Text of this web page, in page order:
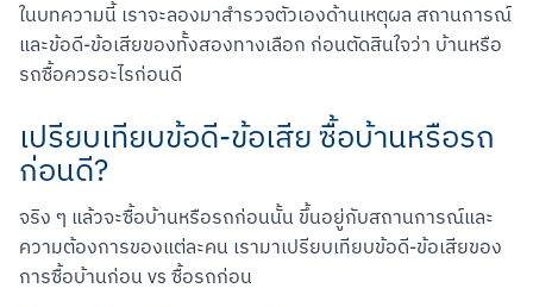
ในบทความนี้ เราจะลองมาสำรวจตัวเองด้านเหตุผล สถานการณ์
และข้อดี-ข้อเสียของทั้งสองทางเลือก ก่อนตัดสินใจว่า บ้านหรือ
รถซื้อควรอะไรก่อนดี
เปรียบเทียบข้อดี-ข้อเสีย ซื้อบ้านหรือรถ
ก่อนดี?
จริง ๆ แล้วจะซื้อบ้านหรือรถก่อนนั้น ขึ้นอยู่กับสถานการณ์และ
ความต้องการของแต่ละคน เรามาเปรียบเทียบข้อดี-ข้อเสียของ
การซื้อบ้านก่อน vs ซื้อรถก่อน